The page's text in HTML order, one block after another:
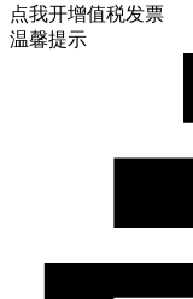
点我开增值税发票
温馨提示